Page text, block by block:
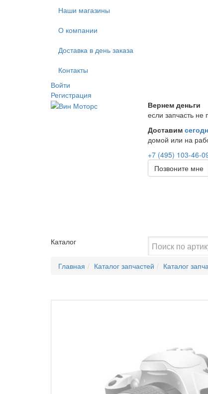
Наши магазины
О компании
Доставка в день заказа
Контакты
Войти
Регистрация
Вернем деньги
если запчасть не
Доставим
домой или на
+7 (495) 103-46-
Позвоните мне
Каталог
Главная
Каталог запчастей Каталог